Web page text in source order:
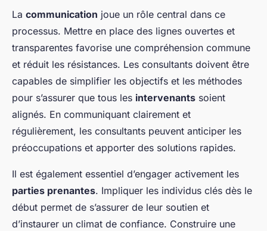
La communication joue un rôle central dans ce
processus. Mettre en place des lignes ouvertes et
transparentes favorise une compréhension commune
et réduit les résistances. Les consultants doivent être
capables de simplifier les objectifs et les méthodes
pour s’assurer que tous les intervenants soient
alignés. En communiquant clairement et
régulièrement, les consultants peuvent anticiper les
préoccupations et apporter des solutions rapides.
Il est également essentiel d’engager activement les
parties prenantes. Impliquer les individus clés dès le
début permet de s’assurer de leur soutien et
d’instaurer un climat de confiance. Construire une